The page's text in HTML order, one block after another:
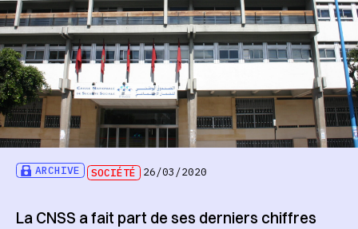
ARCHIVE SOCIÉTÉ 26/03/2020
La CNSS a fait part de ses derniers chiffres